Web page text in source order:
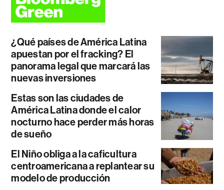
¿Qué países de América Latina
apuestan por el fracking? El
panorama legal que marcará las
nuevas inversiones
Estas son las ciudades de
América Latina donde el calor
nocturno hace perder más horas
de sueño
El Niño obliga a la caficultura
centroamericana a replantear su
modelo de producción